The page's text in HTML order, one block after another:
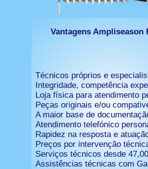
Vantagens Ampliseason
Técnicos próprios e
Integridade, competência
Loja física para atendimento
Peças originais e/ou
A maior base de
Atendimento telefónico
Rapidez na resposta e
Preços por intervenção
Serviços técnicos desde
Assistências técnicas com